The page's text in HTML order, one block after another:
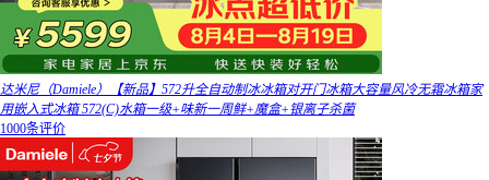
达米尼（Damiele）【新品】572升全自动制冰冰箱对开门冰箱大容量风冷无霜冰箱家
用嵌入式冰箱 572(C)水箱一级+味新一周鲜+魔盒+银离子杀菌
1000条评价